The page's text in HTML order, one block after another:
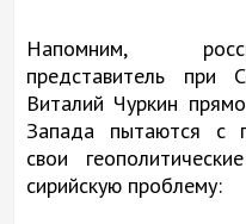
Напомним,
представитель при
Виталий Чуркин
Запада пытаются с
свои
сирийскую проблему: